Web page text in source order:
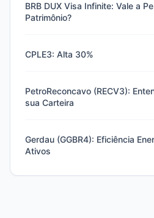
BRB DUX Visa Infinite: Vale a
Patrimônio?
CPLE3: Alta 30%
PetroReconcavo (RECV3):
sua Carteira
Gerdau (GGBR4): Eficiência
Ativos